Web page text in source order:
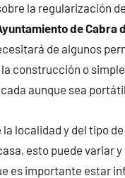
la regularización
de Cabra
de algunos
construcción o
aunque sea
la localidad y del tipo
esto puede variar
es importante estar